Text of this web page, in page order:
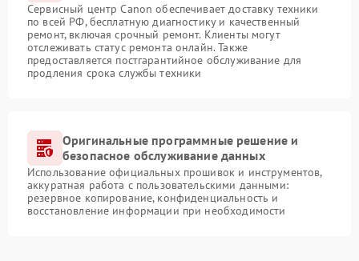
Сервисный центр Canon обеспечивает доставку техники
по всей РФ, бесплатную диагностику и качественный
ремонт, включая срочный ремонт. Клиенты могут
отслеживать статус ремонта онлайн. Также
предоставляется постгарантийное обслуживание для
продления срока службы техники
Оригинальные программные решение и
безопасное обслуживание данных
Использование официальных прошивок и инструментов,
аккуратная работа с пользовательскими данными:
резервное копирование, конфиденциальность и
восстановление информации при необходимости